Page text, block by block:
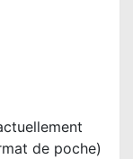
de poche)